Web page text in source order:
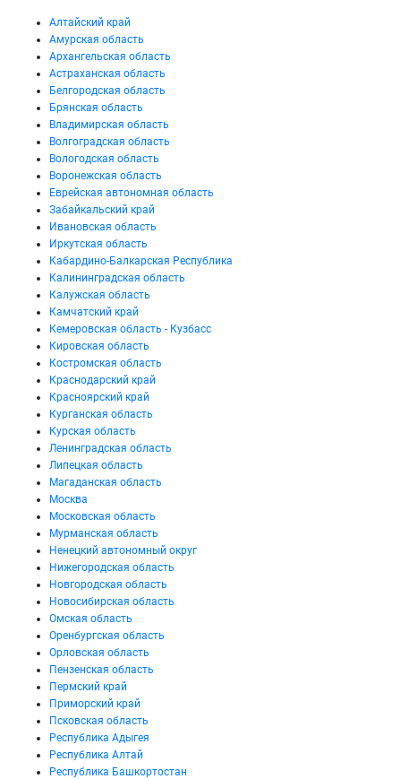
Алтайский край
Амурская область
Архангельская область
Астраханская область
Белгородская область
Брянская область
Владимирская область
Волгоградская область
Вологодская область
Воронежская область
Еврейская автономная область
Забайкальский край
Ивановская область
Иркутская область
Кабардино-Балкарская Республика
Калининградская область
Калужская область
Камчатский край
Кемеровская область - Кузбасс
Кировская область
Костромская область
Краснодарский край
Красноярский край
Курганская область
Курская область
Ленинградская область
Липецкая область
Магаданская область
Москва
Московская область
Мурманская область
Ненецкий автономный округ
Нижегородская область
Новгородская область
Новосибирская область
Омская область
Оренбургская область
Орловская область
Пензенская область
Пермский край
Приморский край
Псковская область
Республика Адыгея
Республика Алтай
Республика Башкортостан